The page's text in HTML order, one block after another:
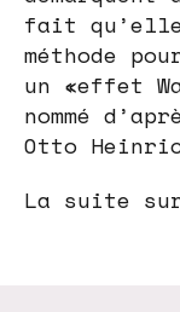
fait
méthode
un «effet
nommé
Otto
La suite